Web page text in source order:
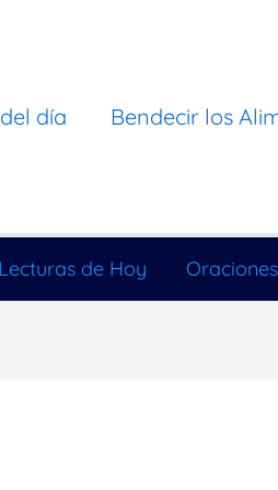
día Bendecir los
Lecturas de Hoy